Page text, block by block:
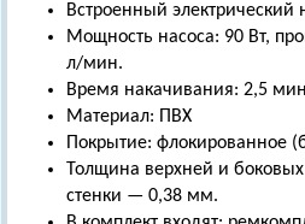
Встроенный электрический
Мощность насоса: 90 Вт,
л/мин.
Время накачивания: 2,5
Материал: ПВХ
Покрытие: флокированное
Толщина верхней и
стенки — 0,38 мм.